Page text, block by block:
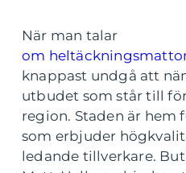
När man talar
om
knappast undgå att
utbudet som står till
region. Staden är hem
som erbjuder
ledande tillverkare.